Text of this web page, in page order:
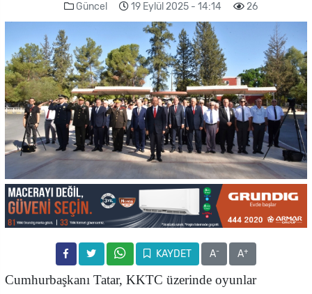
Güncel 19 Eylül 2025 - 14:14 26
KAYDET A- A+
Cumhurbaşkanı Tatar, KKTC üzerinde oyunlar